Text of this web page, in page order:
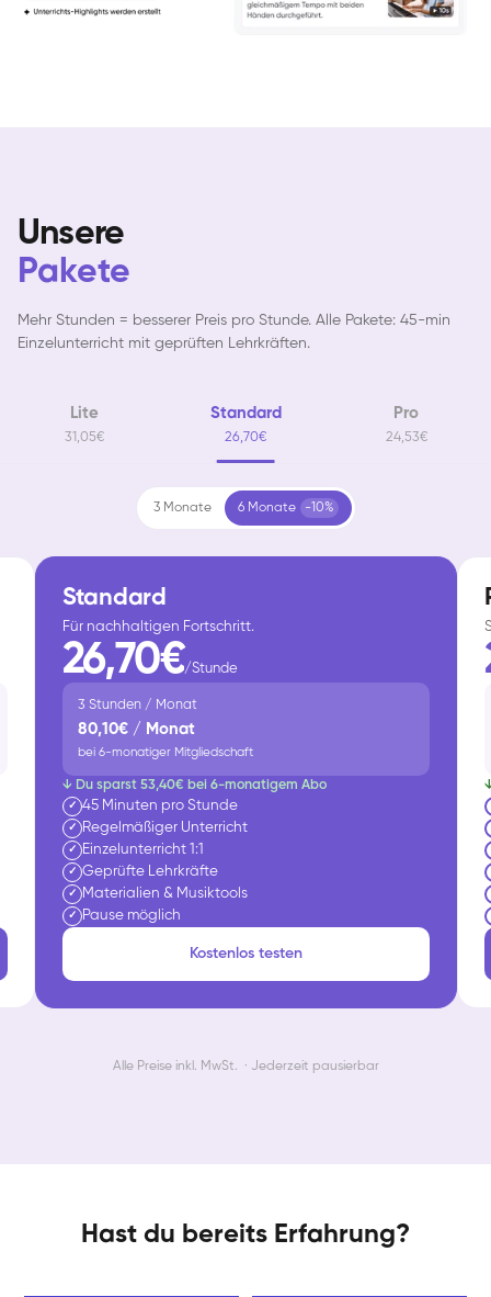
Unsere
Pakete
Mehr Stunden = besserer Preis pro Stunde. Alle Pakete: 45-min
Einzelunterricht mit geprüften Lehrkräften.
Lite
31,05€
Standard
26,70€
Pro
24,53€
3 Monate 6 Monate -10%
Standard
Für nachhaltigen Fortschritt.
26,70€/Stunde
3 Stunden / Monat
80,10€ / Monat
bei 6-monatiger Mitgliedschaft
↓ Du sparst 53,40€ bei 6-monatigem Abo
✓ 45 Minuten pro Stunde
✓ Regelmäßiger Unterricht
✓ Einzelunterricht 1:1
✓ Geprüfte Lehrkräfte
✓ Materialien & Musiktools
✓ Pause möglich
Kostenlos testen
Alle Preise inkl. MwSt. · Jederzeit pausierbar
Hast du bereits Erfahrung?